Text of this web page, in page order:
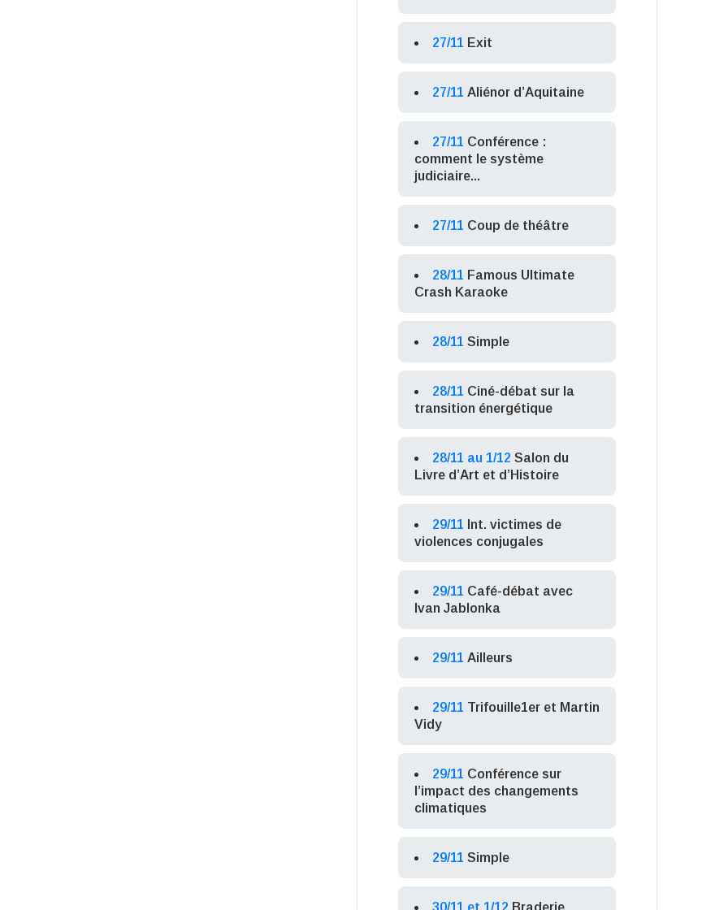
27/11 Exit
27/11 Aliénor d’Aquitaine
27/11 Conférence :
comment le système
judiciaire...
27/11 Coup de théâtre
28/11 Famous Ultimate
Crash Karaoke
28/11 Simple
28/11 Ciné-débat sur la
transition énergétique
28/11 au 1/12 Salon du
Livre d’Art et d’Histoire
29/11 Int. victimes de
violences conjugales
29/11 Café-débat avec
Ivan Jablonka
29/11 Ailleurs
29/11 Trifouille1er et Martin
Vidy
29/11 Conférence sur
l’impact des changements
climatiques
29/11 Simple
30/11 et 1/12 Braderie